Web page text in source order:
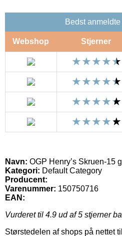
Bedst
Webshop Stjerner
Navn: OGP Henry’s Skruen-15
Kategori: Default Category
Producent:
Varenummer: 150750716
EAN:
Vurderet til 4.9 ud af 5 stjerner
Størstedelen af shops på nettet